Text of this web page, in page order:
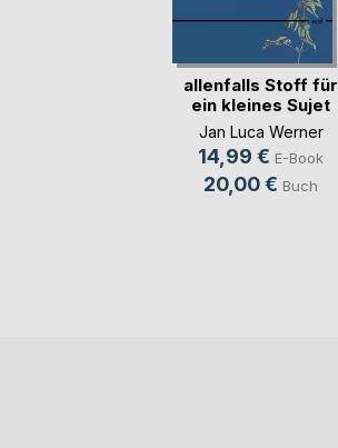
allenfalls Stoff für
ein kleines Sujet
Jan Luca Werner
14,99 € E-Book
20,00 € Buch